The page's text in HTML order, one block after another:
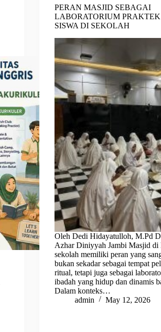
PERAN MASJID SEBAGAI
LABORATORIUM
SISWA DI SEKOLAH
Oleh Dedi Hidayatulloh, M.Pd
Azhar Diniyyah Jambi Masjid di
sekolah memiliki peran yang
bukan sekadar sebagai tempat
ritual, tetapi juga sebagai
ibadah yang hidup dan dinamis
Dalam konteks…
admin
May 12, 2026